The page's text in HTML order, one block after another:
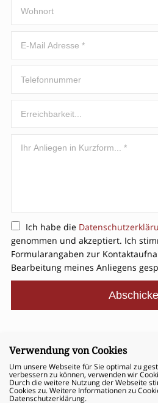
Verwendung von Cookies
Um unsere Webseite für Sie optimal zu
verbessern zu können, verwenden wir
Durch die weitere Nutzung der Webseite
Cookies zu. Weitere Informationen zu
Datenschutzerklärung.
© 2026 - Dr. Granzin Rechtsanwälte
Ich habe die
genommen und akzeptiert. Ich
Formularangaben zur
Bearbeitung meines Anliegens